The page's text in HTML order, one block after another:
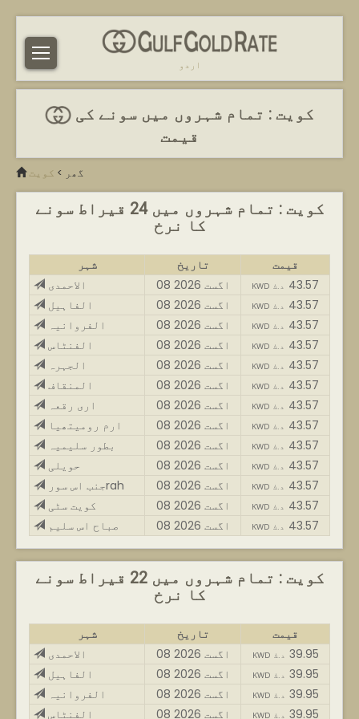
اردو
قیمت
گھر > کویت
کویت : تمام شہروں میں 24 قیراط سونے
کا نرخ
شہر تاریخ
قیمت
الاحمدی
08 اگست 2026 KWD د.ك 43.57
الفاہیل
08 اگست 2026 KWD د.ك 43.57
الفروانیہ
08 اگست 2026 KWD د.ك 43.57
الفنٹاس
08 اگست 2026 KWD د.ك 43.57
الجہرہ
08 اگست 2026 KWD د.ك 43.57
المنقاف
08 اگست 2026 KWD د.ك 43.57
اری رقعہ
08 اگست 2026 KWD د.ك 43.57
ارم رومیتھیا
08 اگست 2026 KWD د.ك 43.57
بطور سلیمیہ
08 اگست 2026 KWD د.ك 43.57
حویلی
08 اگست 2026 KWD د.ك 43.57
جنب اس سورrah
08 اگست 2026 KWD د.ك 43.57
کویت سٹی
08 اگست 2026 KWD د.ك 43.57
صباح اس سلیم
08 اگست 2026 KWD د.ك 43.57
کویت : تمام شہروں میں 22 قیراط سونے
کا نرخ
شہر تاریخ
قیمت
الاحمدی
08 اگست 2026 KWD د.ك 39.95
الفاہیل
08 اگست 2026 KWD د.ك 39.95
الفروانیہ
08 اگست 2026 KWD د.ك 39.95
الفنٹاس
08 اگست 2026 KWD د.ك 39.95